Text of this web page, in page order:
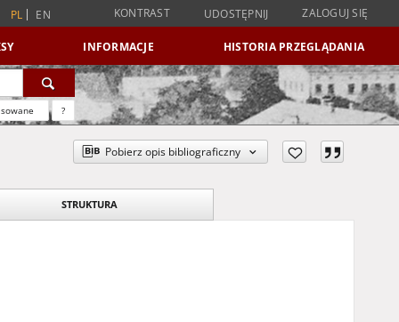
PL EN KONTRAST UDOSTĘPNIJ ZALOGUJ SIĘ
INFORMACJE HISTORIA PRZEGLĄDANIA
?
Pobierz opis bibliograficzny
STRUKTURA